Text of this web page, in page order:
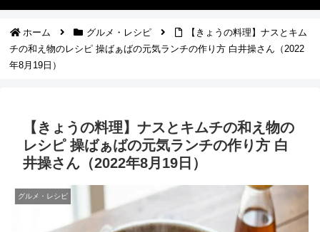
ホーム グルメ・レシピ
【きょうの料理】ナスとキム
チの和え物のレシピ 操ばぁばの元気ランチの作り方 白井操さん（2022
年8月19日）
【きょうの料理】ナスとキムチの和え物の
レシピ 操ばぁばの元気ランチの作り方 白
井操さん（2022年8月19日）
グルメ・レシピ